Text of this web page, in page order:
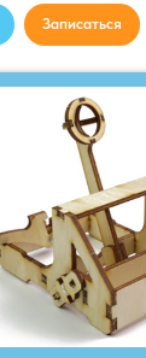
Записаться